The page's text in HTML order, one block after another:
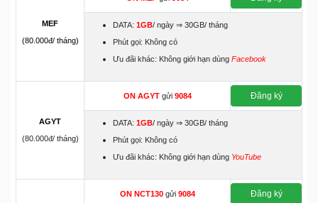
MEF
(80.000đ/ tháng)
DATA: 1GB/ ngày ⇒ 30GB/ tháng
Phút gọi: Không có
Ưu đãi khác: Không giới hạn dùng Facebook
AGYT
(80.000đ/ tháng)
ONAGYT gửi 9084 Đăng ký
DATA: 1GB/ ngày ⇒ 30GB/ tháng
Phút gọi: Không có
Ưu đãi khác: Không giới hạn dùng YouTube
ONNCT130 gửi 9084 Đăng ký